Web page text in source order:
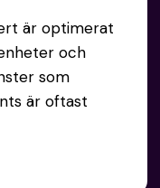
är optimerat
och
som
är oftast